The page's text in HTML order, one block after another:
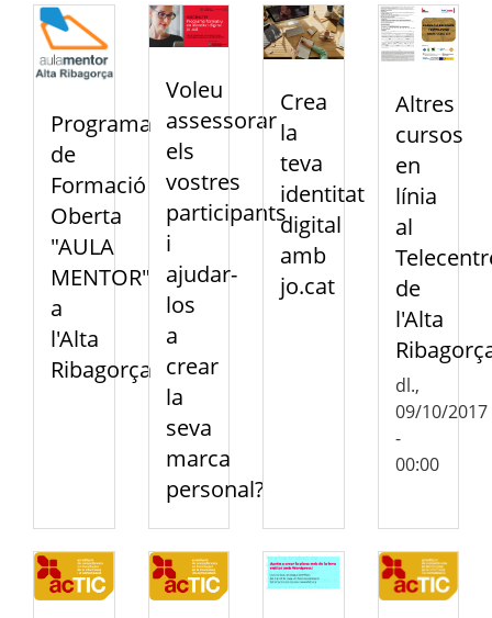
Programa
de
Formació
Oberta
"AULA
MENTOR"
a
l'Alta
Ribagorça
Voleu
assessorar
els
vostres
participants
i
ajudar-
los
a
crear
la
seva
marca
personal?
Crea
la
teva
identitat
digital
amb
jo.cat
Altres
cursos
en
línia
al
de
l'Alta
dl.,
09/10/2017
-
00:00